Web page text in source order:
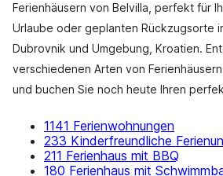
Ferienhäusern von Belvilla, perfekt für
Urlaube oder geplanten Rückzugsorte
Dubrovnik und Umgebung, Kroatien.
verschiedenen Arten von
und buchen Sie noch heute Ihren
1141 Ferienwohnungen
233 Kinderfreundliche
211 Ferienhaus mit BBQ
180 Ferienhaus mit